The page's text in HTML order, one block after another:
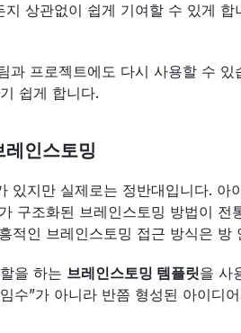
상관없이 쉽게 기여할 수 있게
과 프로젝트에도 다시 사용할 수
쉽게 합니다.
레인스토밍
있지만 실제로는 정반대입니다.
구조화된 브레인스토밍 방법이 전
적인 브레인스토밍 접근 방식은
을 하는 브레인스토밍 템플릿을 사
수”가 아니라 반쯤 형성된 아이디